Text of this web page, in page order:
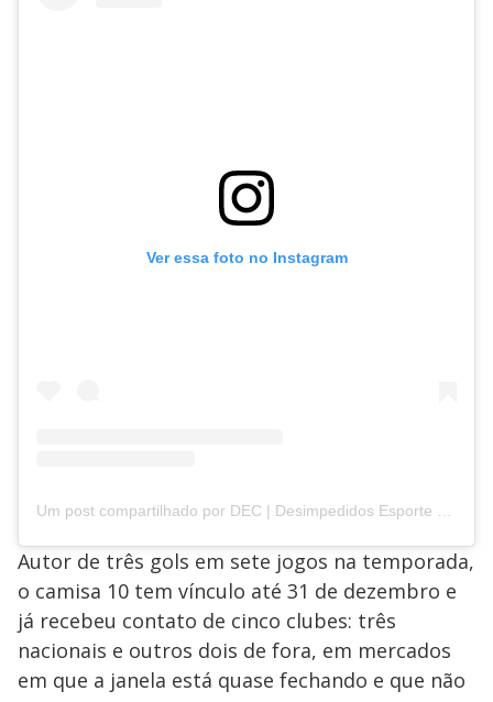
Ver essa foto no Instagram
Autor de três gols em sete jogos na temporada,
o camisa 10 tem vínculo até 31 de dezembro e
já recebeu contato de cinco clubes: três
nacionais e outros dois de fora, em mercados
em que a janela está quase fechando e que não